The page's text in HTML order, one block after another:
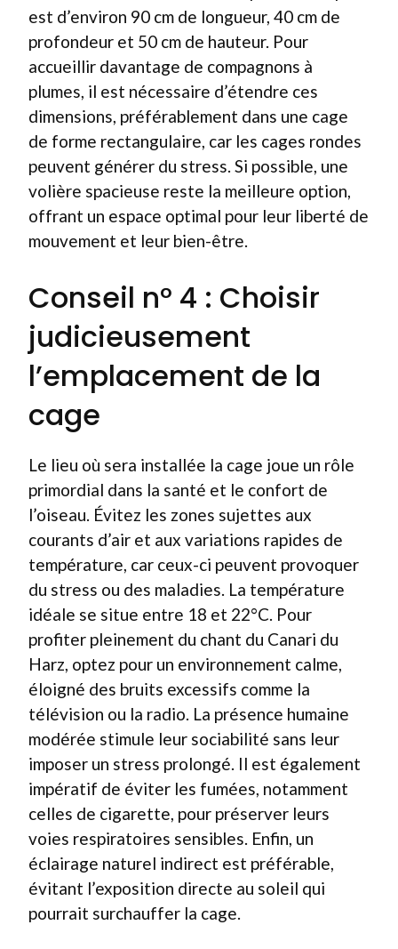
est d’environ 90 cm de longueur, 40 cm de
profondeur et 50 cm de hauteur. Pour
accueillir davantage de compagnons à
plumes, il est nécessaire d’étendre ces
dimensions, préférablement dans une cage
de forme rectangulaire, car les cages rondes
peuvent générer du stress. Si possible, une
volière spacieuse reste la meilleure option,
offrant un espace optimal pour leur liberté de
mouvement et leur bien-être.
Conseil n° 4 : Choisir
judicieusement
l’emplacement de la
cage
Le lieu où sera installée la cage joue un rôle
primordial dans la santé et le confort de
l’oiseau. Évitez les zones sujettes aux
courants d’air et aux variations rapides de
température, car ceux-ci peuvent provoquer
du stress ou des maladies. La température
idéale se situe entre 18 et 22°C. Pour
profiter pleinement du chant du Canari du
Harz, optez pour un environnement calme,
éloigné des bruits excessifs comme la
télévision ou la radio. La présence humaine
modérée stimule leur sociabilité sans leur
imposer un stress prolongé. Il est également
impératif de éviter les fumées, notamment
celles de cigarette, pour préserver leurs
voies respiratoires sensibles. Enfin, un
éclairage naturel indirect est préférable,
évitant l’exposition directe au soleil qui
pourrait surchauffer la cage.